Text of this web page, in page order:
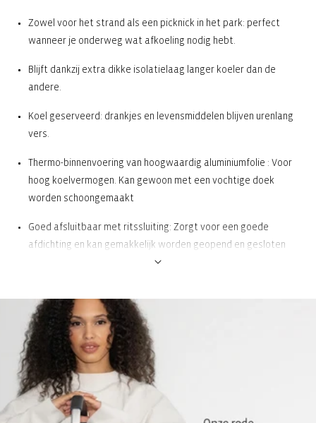
Zowel voor het strand als een picknick in het park: perfect
wanneer je onderweg wat afkoeling nodig hebt.
Blijft dankzij extra dikke isolatielaag langer koeler dan de
andere.
Koel geserveerd: drankjes en levensmiddelen blijven urenlang
vers.
Thermo-binnenvoering van hoogwaardig aluminiumfolie : Voor
hoog koelvermogen. Kan gewoon met een vochtige doek
worden schoongemaakt
Goed afsluitbaar met ritssluiting: Zorgt voor een goede
afdichting en kan gemakkelijk worden geopend en gesloten
Verstelbare, niet-afneembare schouderriem: Individueel
aanpasbaar
Groot hoofdvak met net-insteekvak aan de binnenkant: Voor
food & drinks en het voor het apart opbergen van servetten en
bestek